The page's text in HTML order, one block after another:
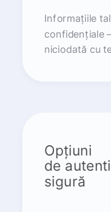
Informațiile
confidențiale
niciodată cu
Opțiuni
de
sigură